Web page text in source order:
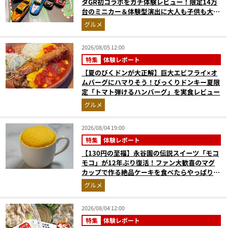
台のミニカー＆体験型演出に大人も子供も大興
奮間違いなし
グルメ
2026/08/05 12:00
特集 体験レポート
【夏のびくドンが大正解】巨大エビフライ×オ
ムバーグにハマりそう！びっくりドンキー夏限
定「トマト弾けるハンバーグ」を実食レビュー
グルメ
2026/08/04 19:00
特集 体験レポート
【130円の至福】永谷園の伝説スイーツ「モコ
モコ」が12年ぶり復活！ファン大歓喜のマグ
カップで作る絶品ケーキを食べたらやっぱり最
高にウマかった
グルメ
2026/08/04 12:00
特集 体験レポート